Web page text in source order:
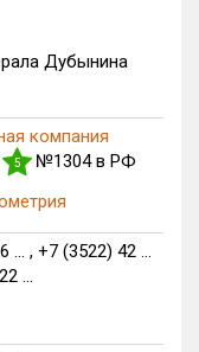
Дубынина
компания
5
№1304 в РФ
... , +7 (3522) 42 ...
...